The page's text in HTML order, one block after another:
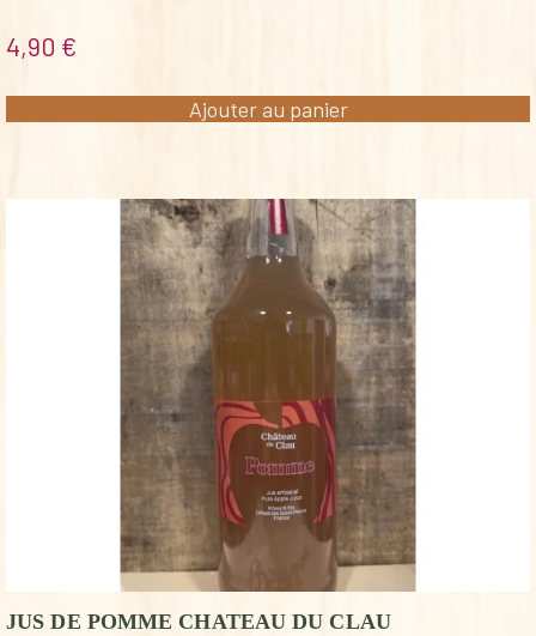
4,90 €
Ajouter au panier
JUS DE POMME CHATEAU DU CLAU